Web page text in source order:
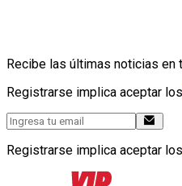
Recibe las últimas noticias en
Registrarse implica aceptar los
Registrarse implica aceptar los